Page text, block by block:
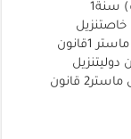
نتائج مداولات قسم الحقوق (جميع المستويات) سنة1
سنة 3قانون خاصتنزيل
سنة3قانون عامتنزيل ماستر 1 إدارة رقميةتنزيل ماستر 1قانون
جنائيتنزيل ماستر 1قانون دوليتنزيل
ماستر1قانون خاصتنزيل ماستر 2قانون إداريتنزيل ماستر2 قانون